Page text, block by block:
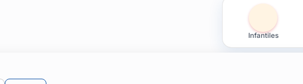
Infantiles
de 15 en Montevideo
aniversarios.